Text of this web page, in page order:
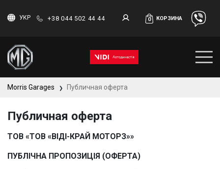
УКР +38 044 502 44 44 0 КОРЗИНА
Morris Garages ❯ Публичная оферта
Публичная оферта
ТОВ «ТОВ «ВІДІ-КРАЙ МОТОРЗ»»
ПУБЛІЧНА ПРОПОЗИЦІЯ (ОФЕРТА)